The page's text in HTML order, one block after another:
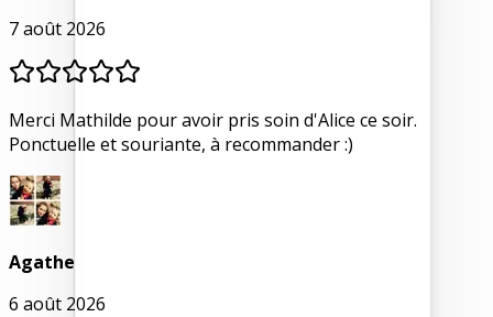
7 août 2026
Merci Mathilde pour avoir pris soin d'Alice ce soir.
Ponctuelle et souriante, à recommander :)
Agathe
6 août 2026